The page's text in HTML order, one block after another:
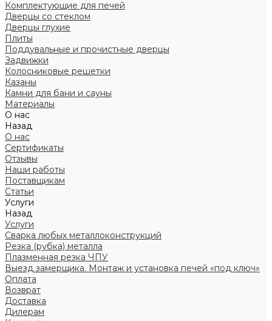
Комплектующие для печей
Дверцы со стеклом
Дверцы глухие
Плиты
Поддувальные и прочистные дверцы
Задвижки
Колосниковые решетки
Казаны
Камни для бани и сауны
Материалы
О нас
Назад
О нас
Сертификаты
Отзывы
Наши работы
Поставщикам
Статьи
Услуги
Назад
Услуги
Сварка любых металлоконструкций
Резка (рубка) металла
Плазменная резка ЧПУ
Выезд замерщика. Монтаж и установка печей «под ключ»
Оплата
Возврат
Доставка
Дилерам